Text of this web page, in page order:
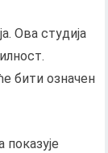
Ова студија
бити означен